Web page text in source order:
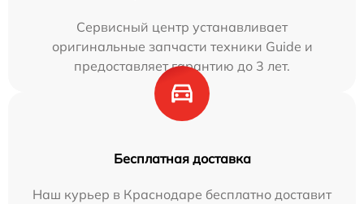
Сервисный центр устанавливает
оригинальные запчасти техники Guide и
предоставляет гарантию до 3 лет.
Бесплатная доставка
Наш курьер в Краснодаре бесплатно доставит